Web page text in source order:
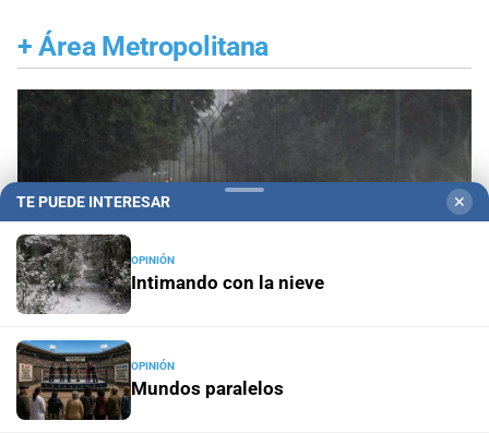
+ Área Metropolitana
Gestión de Riesgo
TE PUEDE INTERESAR ✕
OPINIÓN
Intimando con la nieve
OPINIÓN
Mundos paralelos